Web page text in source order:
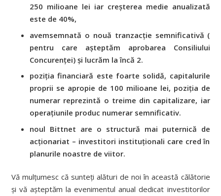
250 milioane lei iar creșterea medie anualizată
este de 40%,
avemsemnată o nouă tranzacție semnificativă (
pentru care așteptăm aprobarea Consiliului
Concurenței) și lucrăm la încă 2.
poziția financiară este foarte solidă, capitalurile
proprii se apropie de 100 milioane lei, poziția de
numerar reprezintă o treime din capitalizare, iar
operațiunile produc numerar semnificativ.
noul Bittnet are o structură mai puternică de
acționariat – investitori instituționali care cred în
planurile noastre de viitor.
Vă mulțumesc că sunteți alături de noi în această călătorie
și vă așteptăm la evenimentul anual dedicat investitorilor